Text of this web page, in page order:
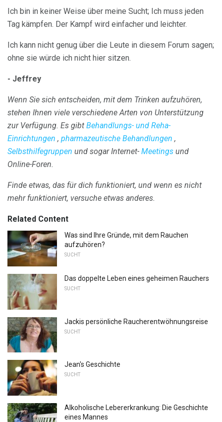
Ich bin in keiner Weise über meine Sucht; Ich muss jeden
Tag kämpfen. Der Kampf wird einfacher und leichter.
Ich kann nicht genug über die Leute in diesem Forum sagen;
ohne sie würde ich nicht hier sitzen.
- Jeffrey
Wenn Sie sich entscheiden, mit dem Trinken aufzuhören,
stehen Ihnen viele verschiedene Arten von Unterstützung
zur Verfügung. Es gibt Behandlungs- und Reha-
Einrichtungen , pharmazeutische Behandlungen ,
Selbsthilfegruppen und sogar Internet- Meetings und
Online-Foren.
Finde etwas, das für dich funktioniert, und wenn es nicht
mehr funktioniert, versuche etwas anderes.
Related Content
Was sind Ihre Gründe, mit dem Rauchen
aufzuhören?
SUCHT
Das doppelte Leben eines geheimen Rauchers
SUCHT
Jackis persönliche Raucherentwöhnungsreise
SUCHT
Jean's Geschichte
SUCHT
Alkoholische Lebererkrankung: Die Geschichte
eines Mannes